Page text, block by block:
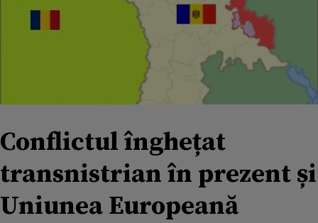
Conflictul înghețat
transnistrian în prezent și
Uniunea Europeană